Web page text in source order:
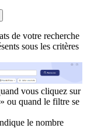
de votre recherche
sous les critères
vous cliquez sur
ou quand le filtre se
le nombre